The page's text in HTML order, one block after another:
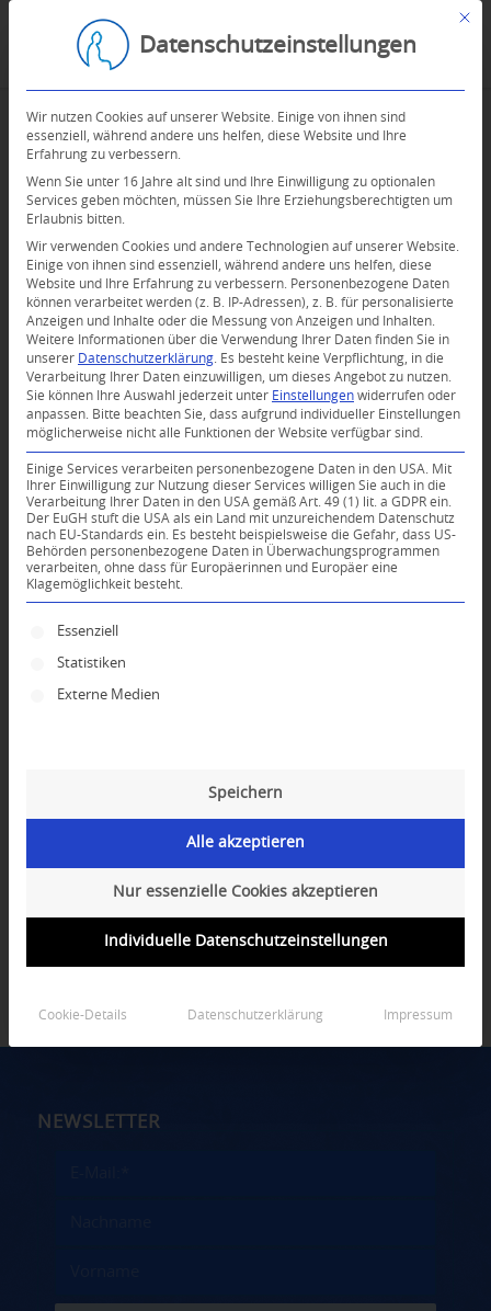
0
KOMMENTARE
Dein Kommentar
An Diskussion beteiligen?
Hinterlassen Sie uns Ihren Kommentar!
Name*
E-Mail-Adresse*
NEWSLETTER
Mit
Datenschutzeinstellungen
Wir nutzen Cookies auf unserer Website. Einige von ihnen sind
essenziell, während andere uns helfen, diese Website und Ihre
Erfahrung zu verbessern.
Wenn Sie unter 16 Jahre alt sind und Ihre Einwilligung zu optionalen
Services geben möchten, müssen Sie Ihre Erziehungsberechtigten um
Erlaubnis bitten.
Wir verwenden Cookies und andere Technologien auf unserer Website.
Einige von ihnen sind essenziell, während andere uns helfen, diese
Website und Ihre Erfahrung zu verbessern.
Personenbezogene Daten
können verarbeitet werden (z. B. IP-Adressen), z. B. für personalisierte
Anzeigen und Inhalte oder die Messung von Anzeigen und Inhalten.
Weitere Informationen über die Verwendung Ihrer Daten finden Sie in
unserer Datenschutzerklärung
Es besteht keine Verpflichtung, in die
Verarbeitung Ihrer Daten einzuwilligen, um dieses Angebot zu nutzen.
Sie können Ihre Auswahl jederzeit unter Einstellungen widerrufen oder
anpassen.
Bitte beachten Sie, dass aufgrund individueller Einstellungen
möglicherweise nicht alle Funktionen der Website verfügbar sind.
Einige Services verarbeiten personenbezogene Daten in den USA. Mit
Ihrer Einwilligung zur Nutzung dieser Services willigen Sie auch in die
Verarbeitung Ihrer Daten in den USA gemäß Art. 49 (1) lit. a GDPR ein.
Der EuGH stuft die USA als ein Land mit unzureichendem Datenschutz
nach EU-Standards ein. Es besteht beispielsweise die Gefahr, dass US-
Behörden personenbezogene Daten in Überwachungsprogrammen
verarbeiten, ohne dass für Europäerinnen und Europäer eine
Klagemöglichkeit besteht.
Es folgt eine Liste der Service-Gruppen, für die
Essenziell
Statistiken
Externe Medien
Speichern
Alle akzeptieren
Nur essenzielle Cookies akzeptieren
Individuelle Datenschutzeinstellungen
Cookie-Details Datenschutzerklärung Impressum